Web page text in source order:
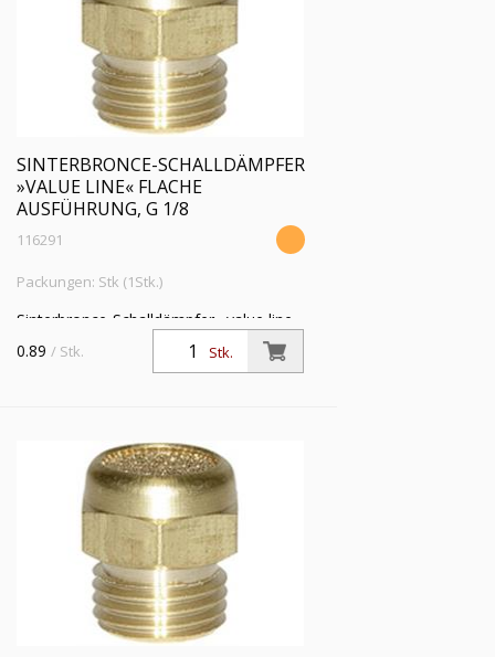
SINTERBRONCE-SCHALLDÄMPFER
»VALUE LINE« FLACHE
AUSFÜHRUNG, G 1/8
116291
Packungen: Stk (1Stk.)
Sinterbronce-Schalldämpfer »value line«
flach, Sechskant/Gewinde MS, G 1/8,
Betriebsdr. max. 10 bar, Betriebstemp.
Stk.
0.89 / Stk.